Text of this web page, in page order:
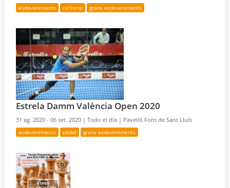
esdeveniments ciclisme grans esdeveniments
Estrela Damm València Open 2020
31 ag. 2020 - 06 set. 2020 |Todo el día | Pavelló Font de Sant Lluís
esdeveniments pàdel grans esdeveniments